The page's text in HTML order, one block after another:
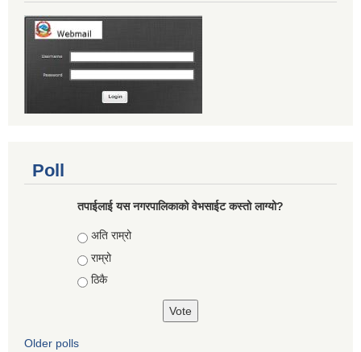
Poll
तपाईलाई यस नगरपालिकाको वेभसाईट कस्तो लाग्यो?
Choices
अति राम्रो
राम्रो
ठिकै
Older polls